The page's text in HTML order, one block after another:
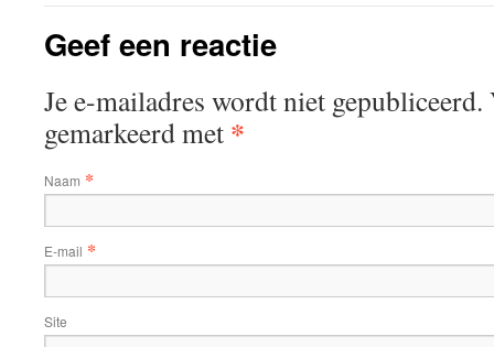
Geef een reactie
Je e-mailadres wordt niet
gemarkeerd met *
Naam *
E-mail *
Site